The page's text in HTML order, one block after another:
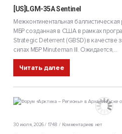
[US]LGM-35A Sentinel
Межконтинентальная
МБР созданная в США в рамках
Strategic Deterrent (GBSD) в качестве
силах МБР Minuteman III. Ожидается,...
Читать далее
30 июля, 2026 / 17:48 Комментариев нет